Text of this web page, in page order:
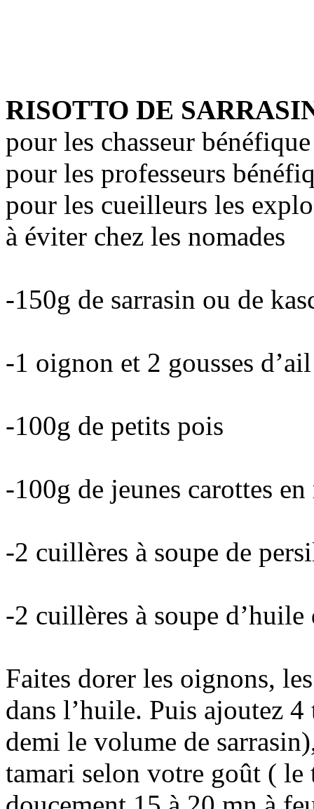
RISOTTO DE
pour les chasseur bénéfique
pour les professeurs
pour les cueilleurs les
à éviter chez les nomades
-150g de sarrasin ou de
-1 oignon et 2 gousses d’ail
-100g de petits pois
-100g de jeunes carottes
-2 cuillères à soupe de
-2 cuillères à soupe
Faites dorer les oignons,
dans l’huile. Puis ajoutez
demi le volume de
tamari selon votre goût ( le